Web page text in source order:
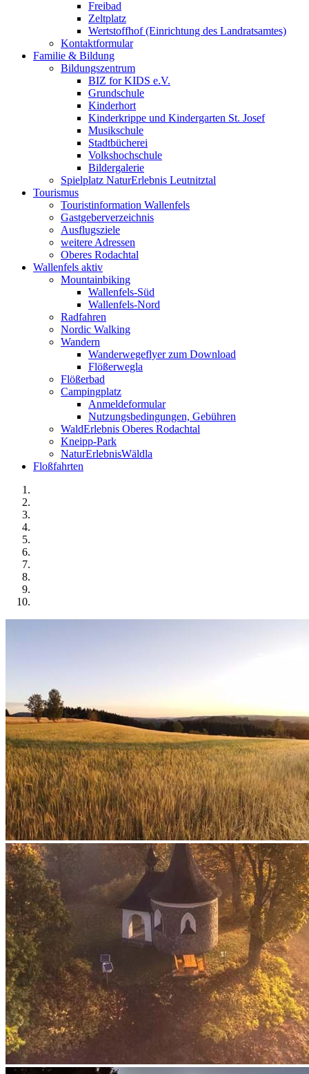
Freibad
Zeltplatz
Wertstoffhof (Einrichtung des Landratsamtes)
Kontaktformular
Familie & Bildung
Bildungszentrum
BIZ for KIDS e.V.
Grundschule
Kinderhort
Kinderkrippe und Kindergarten St. Josef
Musikschule
Stadtbücherei
Volkshochschule
Bildergalerie
Spielplatz NaturErlebnis Leutnitztal
Tourismus
Touristinformation Wallenfels
Gastgeberverzeichnis
Ausflugsziele
weitere Adressen
Oberes Rodachtal
Wallenfels aktiv
Mountainbiking
Wallenfels-Süd
Wallenfels-Nord
Radfahren
Nordic Walking
Wandern
Wanderwegeflyer zum Download
Flößerwegla
Flößerbad
Campingplatz
Anmeldeformular
Nutzungsbedingungen, Gebühren
WaldErlebnis Oberes Rodachtal
Kneipp-Park
NaturErlebnisWäldla
Floßfahrten